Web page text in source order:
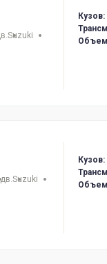
Suzuki
Кузов:
Suzuki
Кузов: